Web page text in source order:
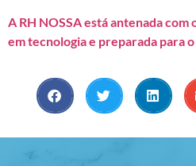
A RH NOSSA está antenada com
em tecnologia e preparada para